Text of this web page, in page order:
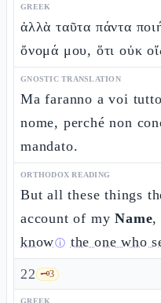
GREEK
ἀλλὰ ταῦτα πάντα
ὄνομά μου, ὅτι οὐκ
GNOSTIC TRANSLATION
Ma faranno a voi
nome, perché non
mandato.
ORTHODOX READING
But all these things
account of myName,
knowⓘ the one who
22 🗝️3
GREEK